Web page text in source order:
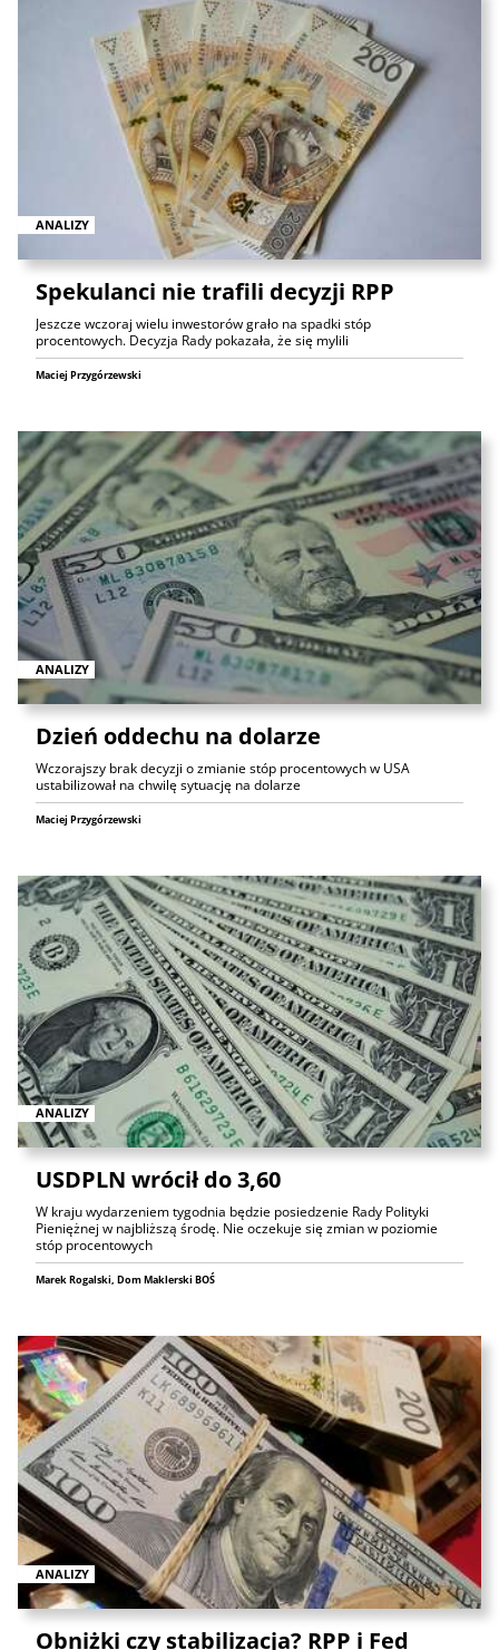
ANALIZY
Spekulanci nie trafili decyzji RPP
Jeszcze wczoraj wielu inwestorów grało na spadki stóp
procentowych. Decyzja Rady pokazała, że się mylili
Maciej Przygórzewski
ANALIZY
Dzień oddechu na dolarze
Wczorajszy brak decyzji o zmianie stóp procentowych w USA
ustabilizował na chwilę sytuację na dolarze
Maciej Przygórzewski
ANALIZY
USDPLN wrócił do 3,60
W kraju wydarzeniem tygodnia będzie posiedzenie Rady Polityki
Pieniężnej w najbliższą środę. Nie oczekuje się zmian w poziomie
stóp procentowych
Marek Rogalski, Dom Maklerski BOŚ
ANALIZY
Obniżki czy stabilizacja? RPP i Fed